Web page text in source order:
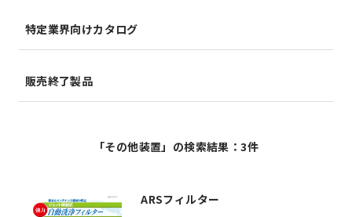
特定業界向けカタログ
販売終了製品
「その他装置」の検索結果：3件
ARSフィルター